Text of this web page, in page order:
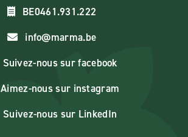
BE0461.931.222
info@marma.be
Suivez-nous sur facebook
Aimez-nous sur instagram
Suivez-nous sur LinkedIn